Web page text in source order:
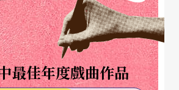
的創作汲取菲律賓的民間傳說和工
取西方藝術經典，甚至美、日動
搭普普趣味和流行文化意象的超
最佳年度戲曲作品